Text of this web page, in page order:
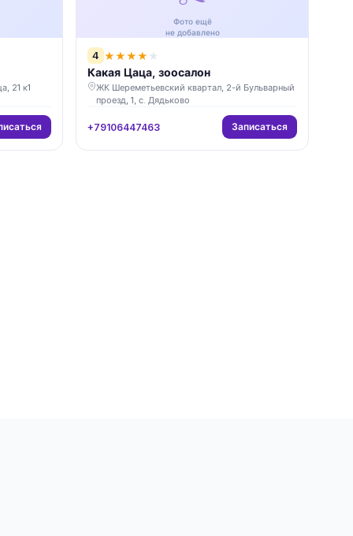
21 к1
Фото ещё
не добавлено
4 ★★★★ ★
Какая Цаца, зоосалон
ЖК Шереметьевский квартал, 2-й Бульварный
проезд, 1, с. Дядьково
+79106447463 Записаться